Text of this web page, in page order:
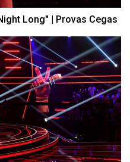
Long" | Provas Cegas